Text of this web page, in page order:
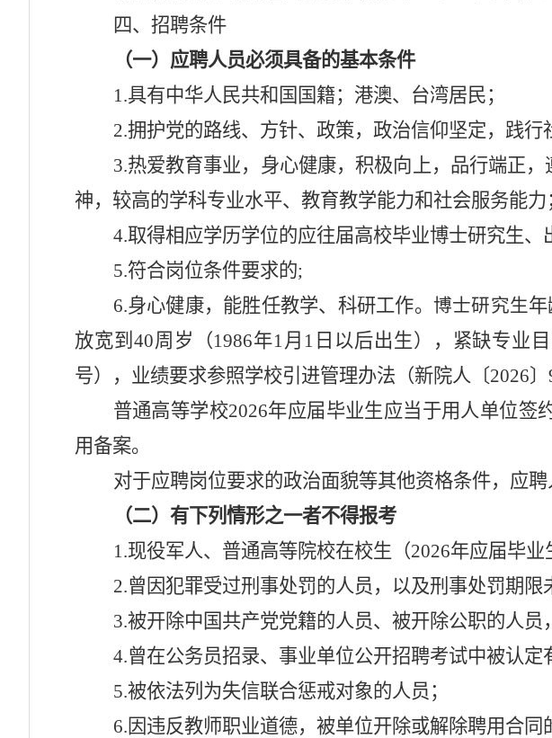
四、招聘条件
（一）应聘人员必须具备的基本条件
1.具有中华人民共和国国籍；港澳、台湾居民；
2.拥护党的路线、方针、政策，政治信仰坚定，践行
3.热爱教育事业，身心健康，积极向上，品行端正
神，较高的学科专业水平、教育教学能力和社会服务能力
4.取得相应学历学位的应往届高校毕业博士研究生、
5.符合岗位条件要求的;
6.身心健康，能胜任教学、科研工作。 博士研究生
放宽到40周岁（1986年1月1日以后出生），紧缺专业
号）
，业绩要求参照学校引进管理办法（新院人〔2026〕
普通高等学校2026年应届毕业生应当于用人单位签
用备案。
对于应聘岗位要求的政治面貌等其他资格条件，应
（二）有下列情形之一者不得报考
1.现役军人、普通高等院校在校生 （2026年应届毕业
2.曾因犯罪受过刑事处罚的人员，以及刑事处罚期限
3.被开除中国共产党党籍的人员、被开除公职的人
4.曾在公务员招录、事业单位公开招聘考试中被认
5.被依法列为失信联合惩戒对象的人员；
6.因违反教师职业道德，被单位开除或解除聘用合同